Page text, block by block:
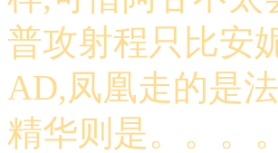
普攻射程只比安
AD,凤凰走的是
精华则是。。。